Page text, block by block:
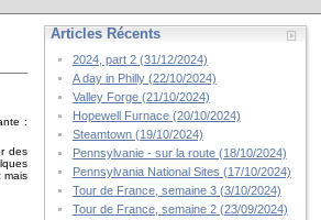
:
des
mais
Articles Récents
2024, part 2 (31/12/2024)
A day in Philly (22/10/2024)
Valley Forge (21/10/2024)
Hopewell Furnace (20/10/2024)
Steamtown (19/10/2024)
Pennsylvanie - sur la route (18/10/2024)
Pennsylvania National Sites (17/10/2024)
Tour de France, semaine 3 (3/10/2024)
Tour de France, semaine 2 (23/09/2024)